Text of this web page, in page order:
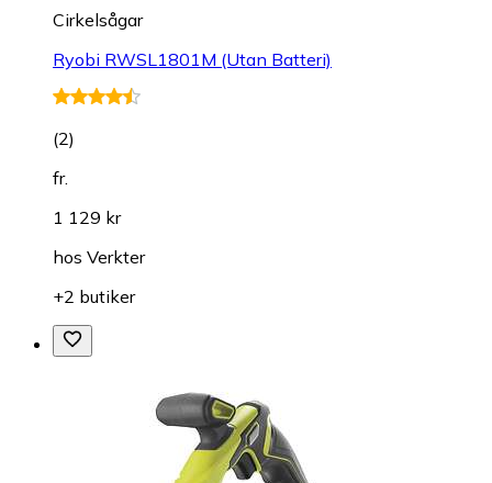
Cirkelsågar
Ryobi RWSL1801M (Utan Batteri)
(2)
fr.
1 129 kr
hos Verkter
+2 butiker